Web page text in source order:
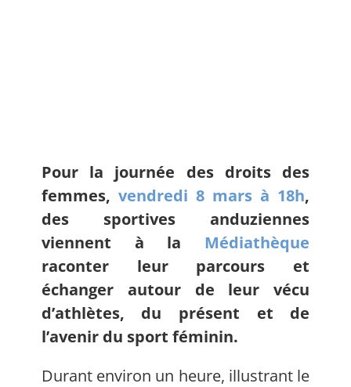
Pour la journée des droits des
femmes, vendredi 8 mars à 18h,
des sportives anduziennes
viennent à la Médiathèque
raconter leur parcours et
échanger autour de leur vécu
d’athlètes, du présent et de
l’avenir du sport féminin.
Durant environ un heure, illustrant le